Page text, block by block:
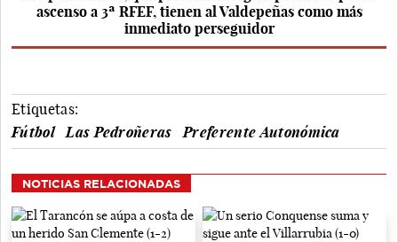
ascenso a 3ª RFEF, tienen al Valdepeñas como más
inmediato perseguidor
Etiquetas:
Fútbol
Las Pedroñeras Preferente Autonómica
NOTICIAS RELACIONADAS